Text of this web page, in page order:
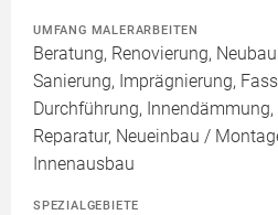
UMFANG MALERARBEITEN
Beratung, Renovierung,
Sanierung, Imprägnierung,
Durchführung,
Reparatur, Neueinbau /
Innenausbau
SPEZIALGEBIETE